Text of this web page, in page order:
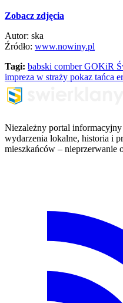
Zobacz zdjęcia
Autor: ska
Źródło: www.nowiny.pl
Tagi: babski comberGOKiR
impreza w straży pokaz tańca
Niezależny portal
wydarzenia lokalne, historia i
mieszkańców – nieprzerwanie